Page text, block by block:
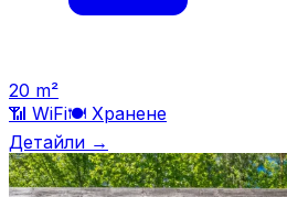
20 m²
📶 WiFi🍽️ Хранене
Детайли →